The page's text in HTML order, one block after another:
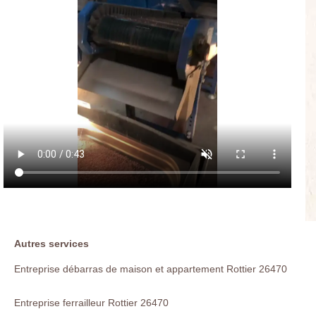
Autres services
Entreprise débarras de maison et appartement Rottier 26470
Entreprise ferrailleur Rottier 26470